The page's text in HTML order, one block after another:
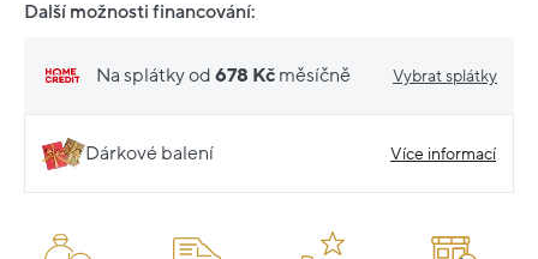
Další možnosti financování:
Na splátky od 678 Kč měsíčně Vybrat splátky
Dárkové balení Více informací